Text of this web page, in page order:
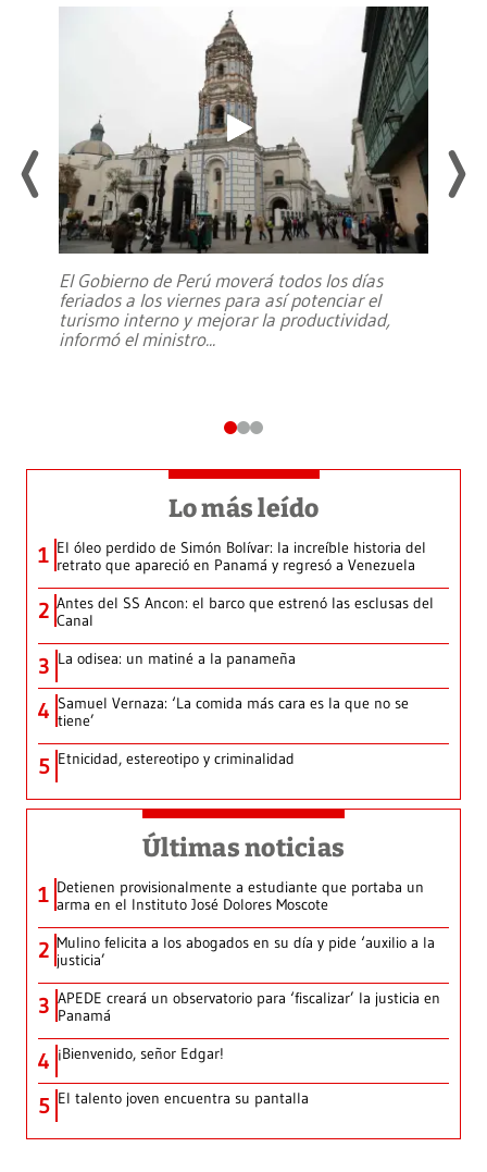
El Gobierno de Perú moverá todos los días
feriados a los viernes para así potenciar el
turismo interno y mejorar la productividad,
informó el ministro...
Lo más leído
1 El óleo perdido de Simón Bolívar: la increíble historia del
retrato que apareció en Panamá y regresó a Venezuela
2 Antes del SS Ancon: el barco que estrenó las esclusas del
Canal
3 La odisea: un matiné a la panameña
4 Samuel Vernaza: ‘La comida más cara es la que no se
tiene’
5 Etnicidad, estereotipo y criminalidad
Últimas noticias
1 Detienen provisionalmente a estudiante que portaba un
arma en el Instituto José Dolores Moscote
2 Mulino felicita a los abogados en su día y pide ‘auxilio a la
justicia’
3 APEDE creará un observatorio para ‘fiscalizar’ la justicia en
Panamá
4 ¡Bienvenido, señor Edgar!
5 El talento joven encuentra su pantalla​